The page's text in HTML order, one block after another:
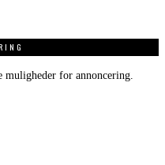
for annoncering.